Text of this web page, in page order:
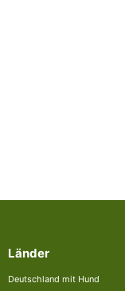
Länder
Deutschland mit Hund